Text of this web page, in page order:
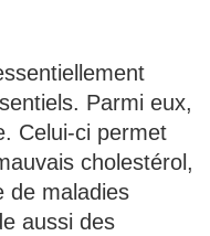
Parmi eux,
Celui-ci permet
cholestérol,
de maladies
aussi des